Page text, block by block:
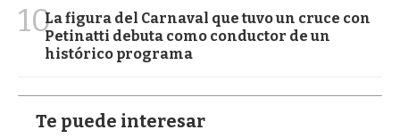
10La figura del Carnaval que tuvo un cruce con
Petinatti debuta como conductor de un
histórico programa
Te puede interesar